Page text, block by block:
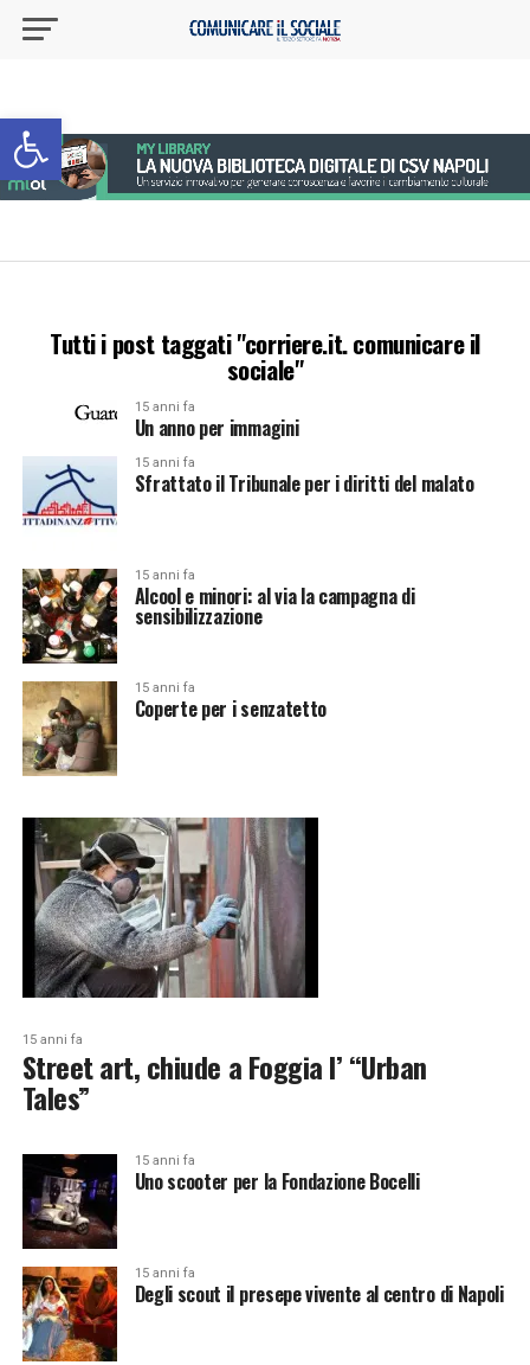
Apri la barra degli strumenti
Tutti i post taggati "corriere.it. comunicare il
sociale"
15 anni fa
Un anno per immagini
15 anni fa
Sfrattato il Tribunale per i diritti del malato
15 anni fa
Alcool e minori: al via la campagna di
sensibilizzazione
15 anni fa
Coperte per i senzatetto
15 anni fa
Street art, chiude a Foggia l’ “Urban
Tales”
15 anni fa
Uno scooter per la Fondazione Bocelli
15 anni fa
Degli scout il presepe vivente al centro di Napoli